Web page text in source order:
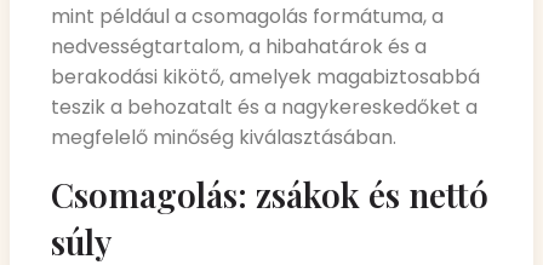
mint például a csomagolás formátuma, a
nedvességtartalom, a hibahatárok és a
berakodási kikötő, amelyek magabiztosabbá
teszik a behozatalt és a nagykereskedőket a
megfelelő minőség kiválasztásában.
Csomagolás: zsákok és nettó
súly